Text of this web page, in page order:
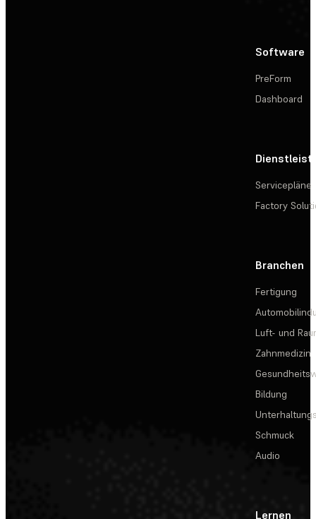
Software
PreForm
Dashboard
Servicepläne
Factory
Branchen
Fertigung
Luft- und
Zahnmedizin
Bildung
Schmuck
Audio
Lernen